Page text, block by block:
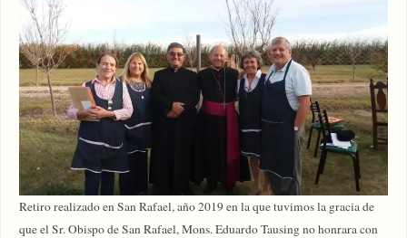
Retiro realizado en San Rafael, año 2019 en la que tuvimos la gracia de
que el Sr. Obispo de San Rafael, Mons. Eduardo Tausing no honrara con